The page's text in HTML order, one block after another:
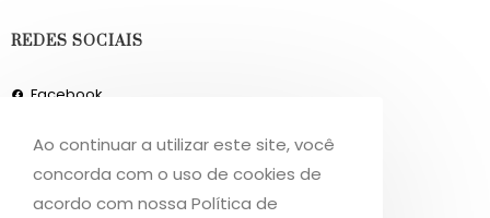
REDES SOCIAIS
Facebook
INFORMAÇÕES
Ao continuar a utilizar este site, você
concorda com o uso de cookies de
acordo com nossa Política de